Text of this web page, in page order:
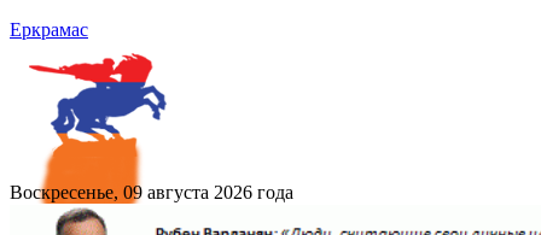
Еркрамас
Воскресенье, 09 августа 2026 года